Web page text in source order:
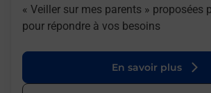
« Veiller sur mes parents » proposées
pour répondre à vos besoins
En savoir plus